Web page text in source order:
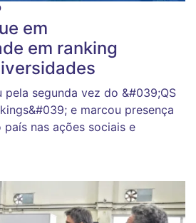
em
em ranking
segunda vez do &#039;QS
e marcou presença
nas ações sociais e